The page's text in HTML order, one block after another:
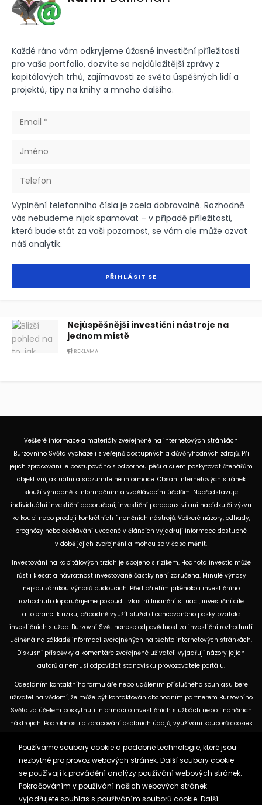
Každé ráno vám odkryjeme úžasné investiční příležitosti
pro vaše portfolio, dozvíte se nejdůležitější zprávy z
kapitálových trhů, zajímavosti ze světa úspěšných lidí a
projektů, tipy na knihy a mnoho dalšího.
Vyplnění telefonního čísla je zcela dobrovolné. Rozhodně
vás nebudeme nijak spamovat – v případě příležitosti,
která bude stát za vaši pozornost, se vám ale může ozvat
náš analytik.
Nejúspěšnější investiční nástroje na
jednom místě
REKLAMA
Veškeré informace a materiály zveřejněné na internetových stránkách
Burzovního Světa vycházejí z veřejně dostupných a důvěryhodných zdrojů. Při
jejich zpracování je postupováno s odbornou péčí a cílem poskytovat čtenářům
objektivní, aktuální a srozumitelné informace. Obsah internetových stránek
slouží výhradně k informačním a vzdělávacím účelům. Nepředstavuje
individuální investiční doporučení, investiční poradenství ani nabídku či výzvu
ke koupi nebo prodeji konkrétních finančních nástrojů. Veškeré názory, odhady,
prognózy nebo očekávání uvedené v článcích vyjadřují informace dostupné
v době jejich zveřejnění a mohou se v čase měnit.
Investování na kapitálových trzích je spojeno s rizikem. Hodnota investic může
růst i klesat a návratnost investované částky není zaručena. Minulé výnosy
nejsou zárukou výnosů budoucích. Před přijetím jakéhokoli investičního
rozhodnutí doporučujeme posoudit vlastní finanční situaci, investiční cíle
a toleranci k riziku, případně využít služeb licencovaného poskytovatele
investičních služeb. Burzovní Svět nenese odpovědnost za investiční rozhodnutí
učiněná na základě informací zveřejněných na těchto internetových stránkách.
Diskusní příspěvky a komentáře zveřejněné uživateli vyjadřují názory jejich
autorů a nemusí odpovídat stanovisku provozovatele portálu.
Odesláním kontaktního formuláře nebo udělením příslušného souhlasu bere
uživatel na vědomí, že může být kontaktován obchodním partnerem Burzovního
Světa za účelem poskytnutí informací o investičních službách nebo finančních
nástrojích. Podrobnosti o zpracování osobních údajů, využívání souborů cookies
dostupných na těchto internetových stránkách. U jednotlivých článků mohou
být uvedeny informace o použitých zdrojích, datu původní analýzy nebo datu,
ke kterému se vztahují uvedené tržní údaje.
Používáme soubory cookie a podobné technologie, které jsou
nezbytné pro provoz webových stránek. Další soubory cookie
se používají k provádění analýzy používání webových stránek.
Pokračováním v používání našich webových stránek
vyjadřujete souhlas s používáním souborů cookie. Další